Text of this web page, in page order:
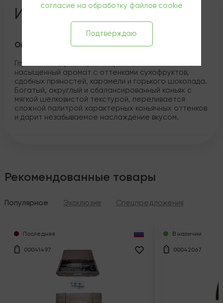
Информация о товаре
Описание
Глубокий янтарный цвет. Выразительный и
насыщенный аромат с оттенками сухофруктов,
сдобных пряностей, карамели и горького шоколада.
Богатый, округлый и сбалансированный коньяк с
мягкой шелковистой текстурой, переливается
сложной палитрой характерных коньячных оттенков
и дарит незабываемое наслаждение вкусом.
Рекомендованные товары
Популярное Эксклюзив Спецпредложения
Последняя
00041497
В наличии
00042067
согласие на обработку файлов cookie
Подтверждаю